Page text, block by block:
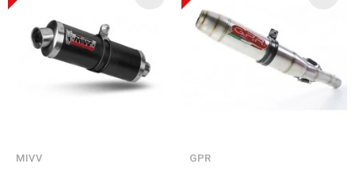
MIVV GPR